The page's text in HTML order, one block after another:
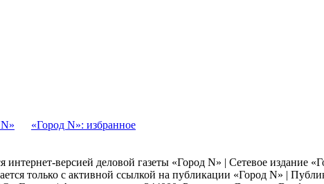
«Город N»: избранное
версией деловой газеты «Город N» | Сетевое издание
только с активной ссылкой на публикации «Город N» |